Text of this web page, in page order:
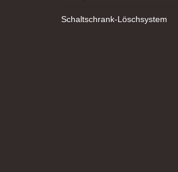
Schaltschrank-Löschsystem